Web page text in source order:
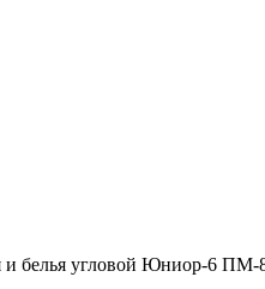
и белья угловой Юниор-6 ПМ-